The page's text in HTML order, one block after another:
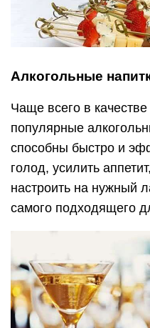
Алкогольные
Чаще всего в
популярные
способны быстро и
голод, усилить
настроить на нужный
самого подходящего